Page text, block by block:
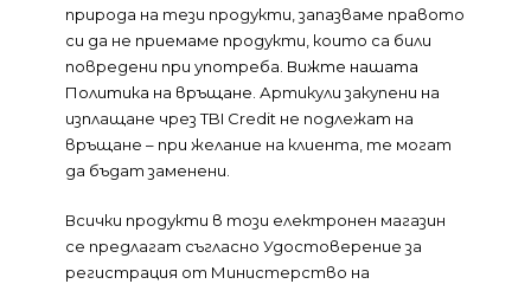
природа на тези продукти, запазваме правото
си да не приемаме продукти, които са били
повредени при употреба. Вижте нашата
Политика на връщане . Артикули закупени на
изплащане чрез TBI Credit не подлежат на
връщане – при желание на клиента, те могат
да бъдат заменени.
Всички продукти в този електронен магазин
се предлагат съгласно Удостоверение за
регистрация от Министерство на